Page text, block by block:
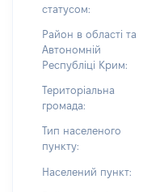
статусом:
Район в області та
Автономній
Республіці Крим:
Територіальна
громада:
Тип населеного
пункту:
Населений пункт: